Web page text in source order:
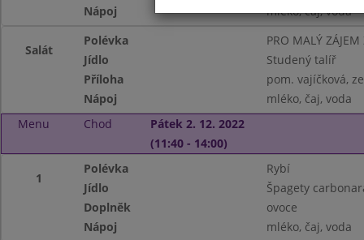
Nápoj
mléko, čaj, voda
Salát
Polévka
PRO MALÝ
Jídlo
Studený talíř
Příloha
pom. vajíčková,
Nápoj
mléko, čaj, voda
Menu
Chod
Pátek 2. 12. 2022
(11:40 - 14:00)
1
Polévka
Rybí
Jídlo
Špagety
Doplněk
ovoce
Nápoj
mléko, čaj, voda